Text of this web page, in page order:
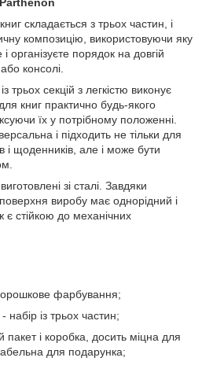
складається з трьох частин, і
композицію, використовуючи яку
організуєте порядок на довгій
консолі.
трьох секцій з легкістю виконує
книг практично будь-якого
їх у потрібному положенні.
і підходить не тільки для
і щоденників, але і може бути
зі сталі. Завдяки
виробу має однорідний і
є стійкою до механічних
фарбування;
набір із трьох частин;
і коробка, досить міцна для
для подарунка;